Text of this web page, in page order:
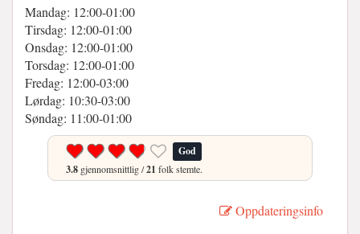
Mandag: 12:00-01:00
Tirsdag: 12:00-01:00
Onsdag: 12:00-01:00
Torsdag: 12:00-01:00
Fredag: 12:00-03:00
Lørdag: 10:30-03:00
Søndag: 11:00-01:00
God
3.8 gjennomsnittlig /21 folk stemte.
Oppdateringsinfo